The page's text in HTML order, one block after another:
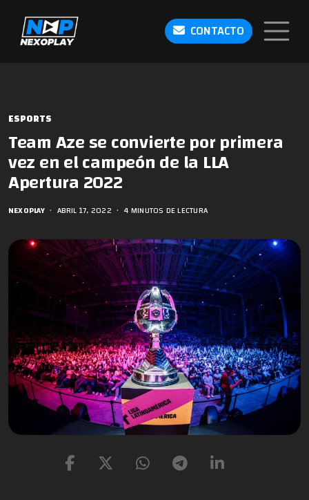
CONTACTO
ESPORTS
Team Aze se convierte por primera
vez en el campeón de la LLA
Apertura 2022
NEXOPLAY • ABRIL 17, 2022 • 4 MINUTOS DE LECTURA